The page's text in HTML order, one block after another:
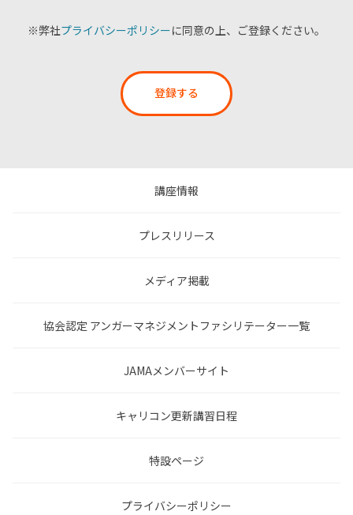
※弊社プライバシーポリシーに同意の上、ご登録ください。
登録する
講座情報
プレスリリース
メディア掲載
協会認定 アンガーマネジメントファシリテーター一覧
JAMAメンバーサイト
キャリコン更新講習日程
特設ページ
プライバシーポリシー